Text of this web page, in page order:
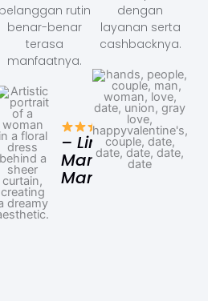
pelanggan rutin
benar-benar
terasa
manfaatnya.
– Linda,
Marketing
Manager
dengan
layanan serta
cashbacknya.